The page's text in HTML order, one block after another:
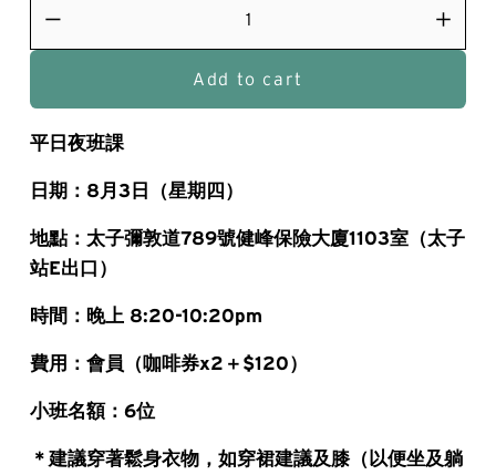
Add to cart
平日夜班課
日期：8月3日（星期四）
地點：太子彌敦道789號健峰保險大廈1103室（太子
站E出口）
時間：晚上 8:20-10:20pm
費用：會員（咖啡券x2＋$120）
小班名額：6位
＊建議穿著鬆身衣物，如穿裙建議及膝（以便坐及躺